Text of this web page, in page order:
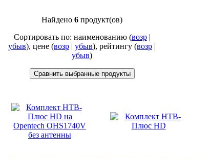
Найдено 6 продукт(ов)
Сортировать по: наименованию (возр|
убыв), цене (возр | убыв), рейтингу (возр |
убыв)